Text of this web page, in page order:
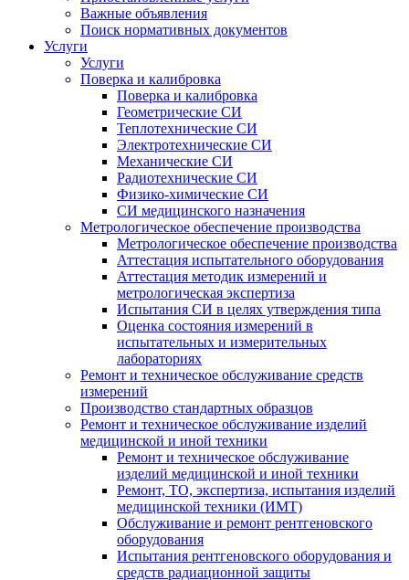
Важные объявления
Поиск нормативных документов
Услуги
Услуги
Поверка и калибровка
Поверка и калибровка
Геометрические СИ
Теплотехнические СИ
Электротехнические СИ
Механические СИ
Радиотехнические СИ
Физико-химические СИ
СИ медицинского назначения
Метрологическое обеспечение производства
Метрологическое обеспечение производства
Аттестация испытательного оборудования
Аттестация методик измерений и
метрологическая экспертиза
Испытания СИ в целях утверждения типа
Оценка состояния измерений в
испытательных и измерительных
лабораториях
Ремонт и техническое обслуживание средств
измерений
Производство стандартных образцов
Ремонт и техническое обслуживание изделий
медицинской и иной техники
Ремонт и техническое обслуживание
изделий медицинской и иной техники
Ремонт, ТО, экспертиза, испытания изделий
медицинской техники (ИМТ)
Обслуживание и ремонт рентгеновского
оборудования
Испытания рентгеновского оборудования и
средств радиационной защиты